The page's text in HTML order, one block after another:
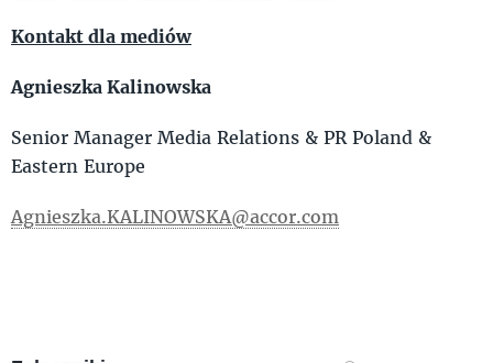
Kontakt dla mediów
Agnieszka Kalinowska
Senior Manager Media Relations & PR Poland &
Eastern Europe
Agnieszka.KALINOWSKA@accor.com